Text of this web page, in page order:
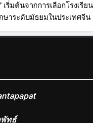
เริ่มต้นจากการเลือกโรงเรีย
ษาระดับมัธยมในประเทศจีน
ทธ์